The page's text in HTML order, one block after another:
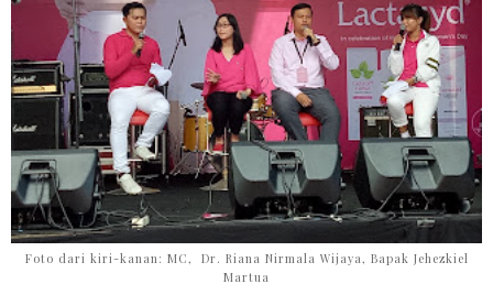
Foto dari kiri-kanan: MC, Dr. Riana Nirmala Wijaya, Bapak Jehezkiel
Martua